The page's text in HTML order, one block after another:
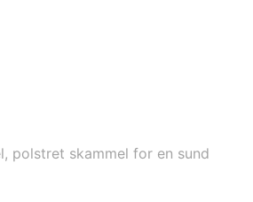
polstret skammel for en sund